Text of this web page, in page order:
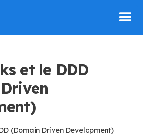
et le DDD
(Domain Driven Development)